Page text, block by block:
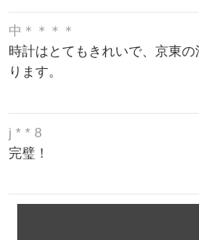
中＊＊＊＊
時計はとてもきれいで、京東
ります。
j * * 8
完璧！